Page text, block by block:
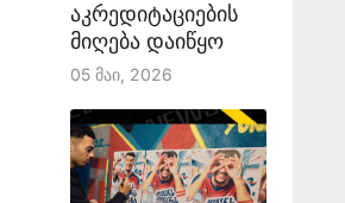
აკრედიტაციების
მიღება დაიწყო
05 Მაი, 2026